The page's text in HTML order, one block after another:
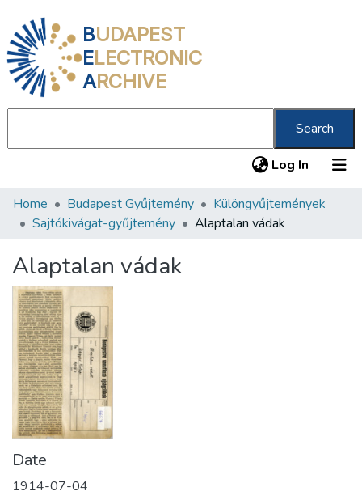
BUDAPEST
ELECTRONIC
ARCHIVE
Search
Log In (current)
Communities & Collections
Statistics
About us
Home Budapest Gyűjtemény
Különgyűjtemények
Sajtókivágat-gyűjtemény
Alaptalan vádak
Alaptalan vádak
Date
1914-07-04